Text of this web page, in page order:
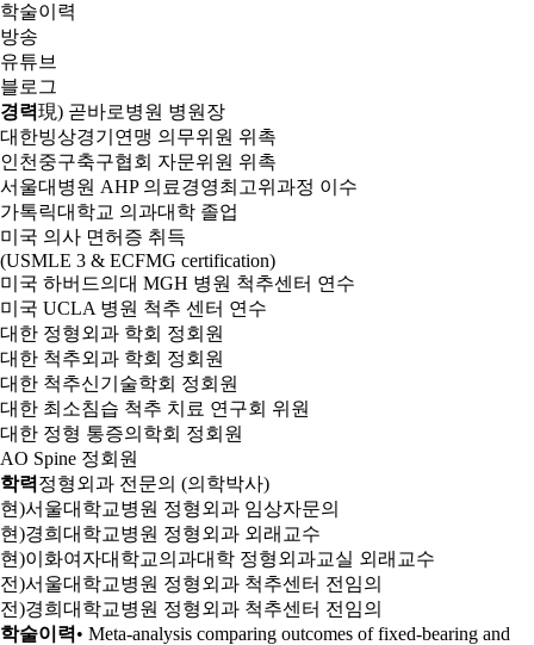
학술이력
방송
유튜브
블로그
경력現) 곧바로병원 병원장
대한빙상경기연맹 의무위원 위촉
인천중구축구협회 자문위원 위촉
서울대병원 AHP 의료경영최고위과정 이수
가톡릭대학교 의과대학 졸업
미국 의사 면허증 취득
(USMLE 3 & ECFMG certification)
미국 하버드의대 MGH 병원 척추센터 연수
미국 UCLA 병원 척추 센터 연수
대한 정형외과 학회 정회원
대한 척추외과 학회 정회원
대한 척추신기술학회 정회원
대한 최소침습 척추 치료 연구회 위원
대한 정형 통증의학회 정회원
AO Spine 정회원
학력정형외과 전문의 (의학박사)
현)서울대학교병원 정형외과 임상자문의
현)경희대학교병원 정형외과 외래교수
현)이화여자대학교의과대학 정형외과교실 외래교수
전)서울대학교병원 정형외과 척추센터 전임의
전)경희대학교병원 정형외과 척추센터 전임의
학술이력• Meta-analysis comparing outcomes of fixed-bearing and